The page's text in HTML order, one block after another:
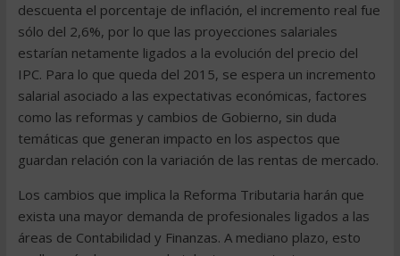
descuenta el porcentaje de inflación, el incremento real fue
sólo del 2,6%, por lo que las proyecciones salariales
estarían netamente ligados a la evolución del precio del
IPC. Para lo que queda del 2015, se espera un incremento
salarial asociado a las expectativas económicas, factores
como las reformas y cambios de Gobierno, sin duda
temáticas que generan impacto en los aspectos que
guardan relación con la variación de las rentas de mercado.
Los cambios que implica la Reforma Tributaria harán que
exista una mayor demanda de profesionales ligados a las
áreas de Contabilidad y Finanzas. A mediano plazo, esto